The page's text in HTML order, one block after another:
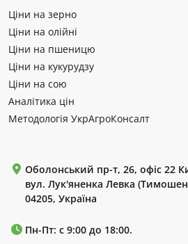
Ціни на зерно
Ціни на олійні
Ціни на пшеницю
Ціни на кукурудзу
Ціни на сою
Аналітика цін
Методологія УкрАгроКонсалт
Оболонський пр-т, 26, офіс 22
вул. Лук'яненка Левка
04205, Україна
Пн-Пт: с 9:00 до 18:00.